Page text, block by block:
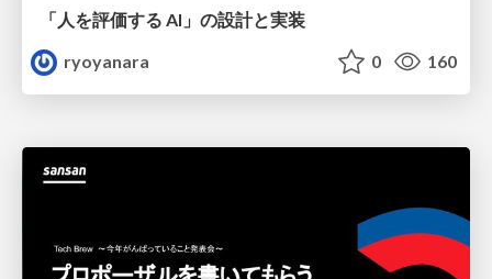
「人を評価する AI」の 設計と実装
ryoyanara
0 160